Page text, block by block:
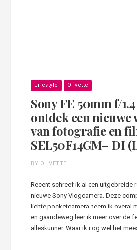
Lifestyle Olivette
Sony FE 50mm f/
ontdek een nieuwe
van fotografie en
SEL50F14GM– DI
BY OLIVETTE
Recent schreef ik al een uitgebreide
nieuwe Sony Vlogcamera. Deze
lichte pocketcamera neem ik overal
en gaandeweg leer ik meer over de
alleskunner. Waar ik nog wel het